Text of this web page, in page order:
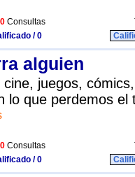
0 Consultas
/ 0
alguien
juegos,
lo que perdemos el
0 Consultas
/ 0